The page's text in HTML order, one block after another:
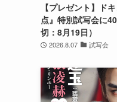
【プレゼント】ド
点』特別試写会に
切：8月19日）
2026.8.07 試写会